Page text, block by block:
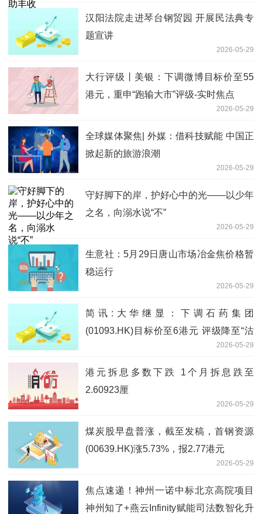
汉阳法院走进琴台钢贸园 开展民法典专
题宣讲
2026-05-29
大行评级丨美银：下调微博目标价至55
港元，重申“跑输大市”评级-实时焦点
2026-05-29
全球媒体聚焦| 外媒：借科技赋能 中国正
掀起新的旅游浪潮
2026-05-29
守好脚下的岸，护好心中的光——以少年
之名，向溺水说“不”
2026-05-29
生意社：5月29日唐山市场冶金焦价格暂
稳运行
2026-05-29
简讯:大华继显：下调石药集团
(01093.HK)目标价至6港元 评级降至“沽
2026-05-29
港元拆息多数下跌 1个月拆息跌至
2.60923厘
2026-05-29
煤炭股早盘普涨，截至发稿，首钢资源
(00639.HK)涨5.73%，报2.77港元
2026-05-29
焦点速递！神州一诺中标北京高院项目
神州知了+燕云Infinity赋能司法数智化升